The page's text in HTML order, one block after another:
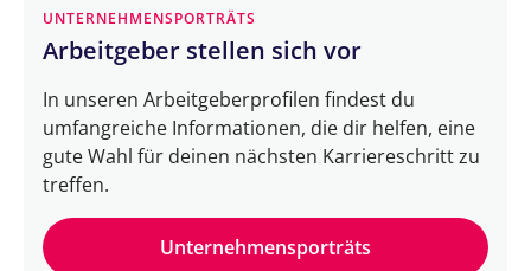
UNTERNEHMENSPORTRÄTS
Arbeitgeber stellen sich vor
In unseren Arbeitgeberprofilen findest du
umfangreiche Informationen, die dir helfen, eine
gute Wahl für deinen nächsten Karriereschritt zu
treffen.
Unternehmensporträts